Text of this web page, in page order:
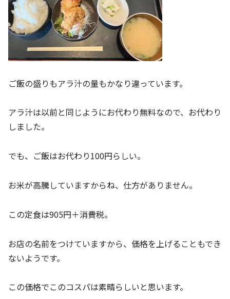
ご飯の盛りもアラ汁の量もかなり違っています。
アラ汁は以前と同じようにお代わり無料なので、お代わり
しました。
でも、ご飯はお代わり100円らしい。
お米が高騰していますからね、仕方がありません。
この定食は905円＋消費税。
お店の名前をつけていますから、価格を上げることもでき
ないようです。
この価格でこのコスパは素晴らしいと思います。